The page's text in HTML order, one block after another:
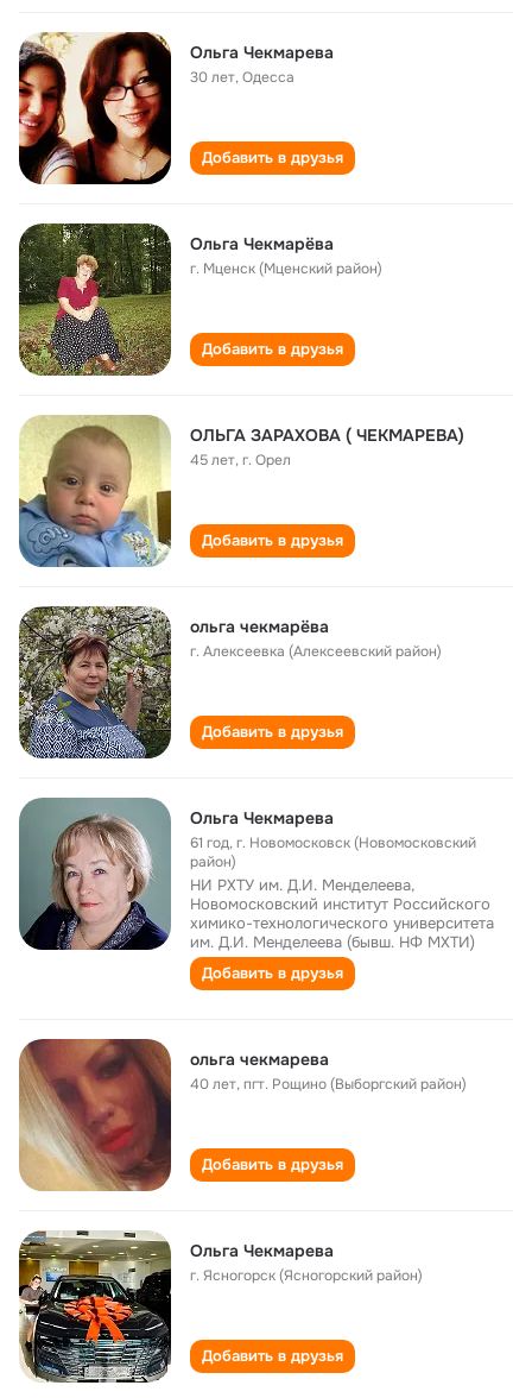
Ольга Чекмарева
30 лет,Одесса
Добавить в друзья
Ольга Чекмарёва
г. Мценск (Мценский район)
Добавить в друзья
ОЛЬГА ЗАРАХОВА ( ЧЕКМАРЕВА)
45 лет,г. Орел
Добавить в друзья
ольга чекмарёва
г. Алексеевка (Алексеевский район)
Добавить в друзья
Ольга Чекмарева
61 год,г. Новомосковск (Новомосковский
район)
НИ РХТУ им. Д.И. Менделеева,
Новомосковский институт Российского
химико-технологического университета
им. Д.И. Менделеева (бывш. НФ МХТИ)
Добавить в друзья
ольга чекмарева
40 лет,пгт. Рощино (Выборгский район)
Добавить в друзья
Ольга Чекмарева
г. Ясногорск (Ясногорский район)
Добавить в друзья